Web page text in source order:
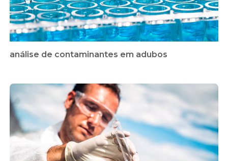
análise de contaminantes em adubos